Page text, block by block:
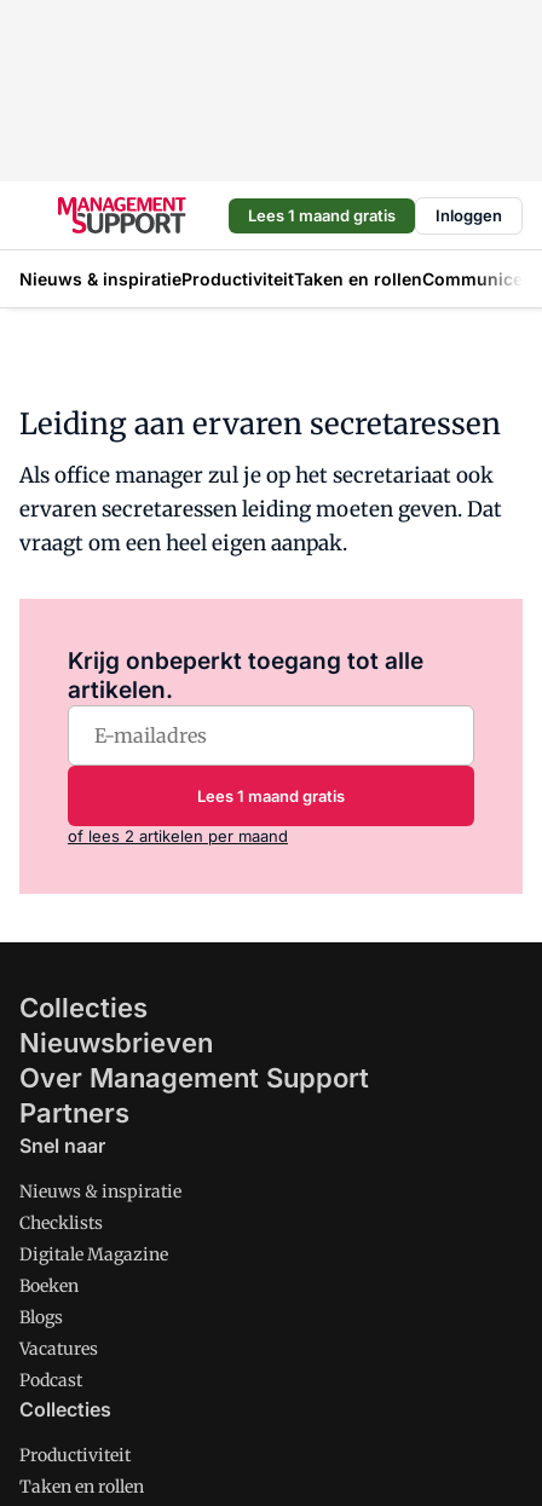
Lees 1 maand gratis Inloggen
Nieuws & inspiratieProductiviteitTaken en rollen
Leiding aan ervaren secretaressen
Als office manager zul je op het secretariaat ook
ervaren secretaressen leiding moeten geven. Dat
vraagt om een heel eigen aanpak.
Krijg onbeperkt toegang tot alle
artikelen.
Lees 1 maand gratis
of lees 2 artikelen per maand
Collecties
Nieuwsbrieven
Over Management Support
Partners
Snel naar
Nieuws & inspiratie
Checklists
Digitale Magazine
Boeken
Blogs
Vacatures
Podcast
Collecties
Productiviteit
Taken en rollen